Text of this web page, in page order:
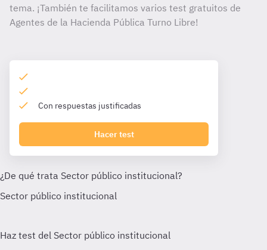
tema. ¡También te facilitamos varios test gratuitos de
Agentes de la Hacienda Pública Turno Libre!
Con respuestas justificadas
Hacer test